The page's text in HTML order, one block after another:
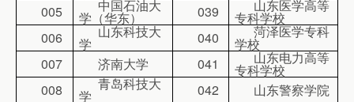
005
中国石油大
学（华东） 039 山东医学高等
专科学校
006
山东科技大
学 040 菏泽医学专科
学校
007
济南大学 041 山东电力高等
专科学校
008
青岛科技大
学 042
山东警察学院